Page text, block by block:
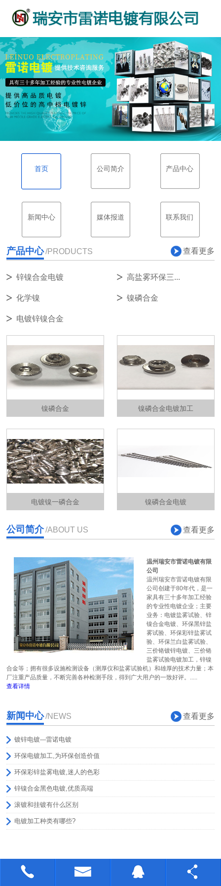
首页 公司简介 产品中心
新闻中心 媒体报道 联系我们
产品中心/PRODUCTS 查看更多
锌镍合金电镀 高盐雾环保三...
化学镍 镍磷合金
电镀锌镍合金
镍磷合金 镍磷合金电镀加工
电镀镍一磷合金 镍磷合金电镀
公司简介/ABOUT US 查看更多
温州瑞安市雷诺电镀有限
公司
温州瑞安市雷诺电镀有限
公司创建于80年代，是一
家具有三十多年加工经验
的专业性电镀企业；主要
业务：电镀盐雾试验、锌
镍合金电镀、环保黑锌盐
雾试验、环保彩锌盐雾试
验、环保兰白盐雾试验、
三价铬镀锌电镀、三价铬
盐雾试验电镀加工，锌镍
合金等；拥有很多设施检测设备（测厚仪和盐雾试验机）和雄厚的技术力量；本
厂注重产品质量，不断完善各种检测手段，得到广大用户的一致好评。.....
查看详情
新闻中心/NEWS 查看更多
镀锌电镀---雷诺电镀
环保电镀加工,为环保创造价值
环保彩锌盐雾电镀,迷人的色彩
锌镍合金黑色电镀,优质高端
滚镀和挂镀有什么区别
电镀加工种类有哪些?